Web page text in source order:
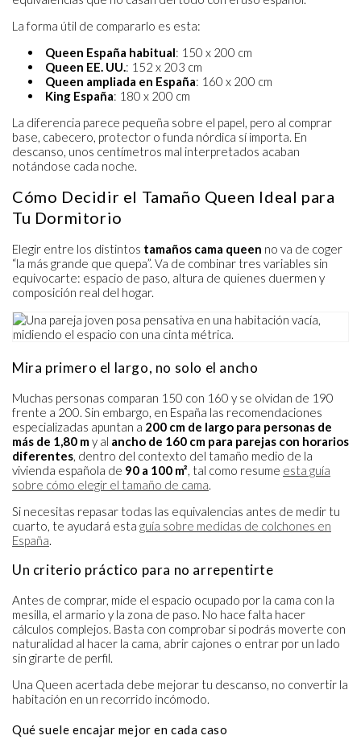
La forma útil de compararlo es esta:
Queen España habitual: 150 x 200 cm
Queen EE. UU.: 152 x 203 cm
Queen ampliada en España: 160 x 200 cm
King España: 180 x 200 cm
La diferencia parece pequeña sobre el papel, pero al comprar
base, cabecero, protector o funda nórdica sí importa. En
descanso, unos centímetros mal interpretados acaban
notándose cada noche.
Cómo Decidir el Tamaño Queen Ideal para
Tu Dormitorio
Elegir entre los distintos tamaños cama queen no va de coger
“la más grande que quepa”. Va de combinar tres variables sin
equivocarte: espacio de paso, altura de quienes duermen y
composición real del hogar.
Mira primero el largo, no solo el ancho
Muchas personas comparan 150 con 160 y se olvidan de 190
frente a 200. Sin embargo, en España las recomendaciones
especializadas apuntan a 200 cm de largo para personas de
más de 1,80 m y al ancho de 160 cm para parejas con horarios
diferentes, dentro del contexto del tamaño medio de la
vivienda española de 90 a 100 m², tal como resume esta guía
sobre cómo elegir el tamaño de cama.
Si necesitas repasar todas las equivalencias antes de medir tu
cuarto, te ayudará esta guía sobre medidas de colchones en
España.
Un criterio práctico para no arrepentirte
Antes de comprar, mide el espacio ocupado por la cama con la
mesilla, el armario y la zona de paso. No hace falta hacer
cálculos complejos. Basta con comprobar si podrás moverte con
naturalidad al hacer la cama, abrir cajones o entrar por un lado
sin girarte de perfil.
Una Queen acertada debe mejorar tu descanso, no convertir la
habitación en un recorrido incómodo.
Qué suele encajar mejor en cada caso